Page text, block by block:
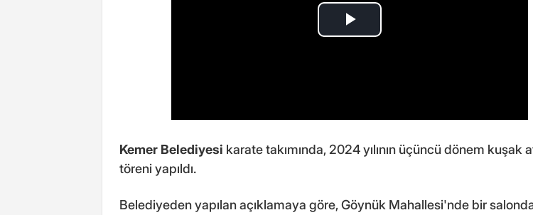
Kemer Belediyesi karate takımında, 2024 yılının üçüncü dönem kuşak
töreni yapıldı.
Belediyeden yapılan açıklamaya göre, Göynük Mahallesi'nde bir